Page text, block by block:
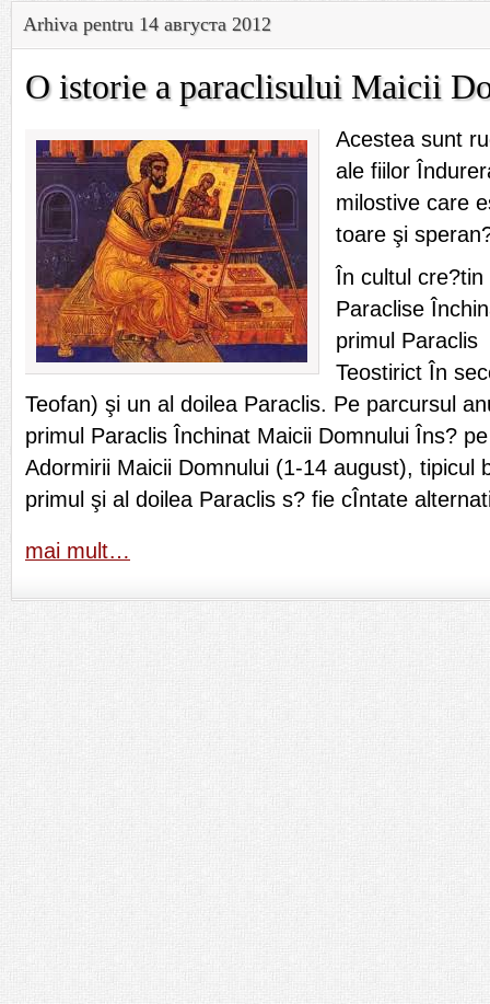
Arhiva pentru 14 августа 2012
O istorie a paraclisului Maicii
Acestea sunt
ale fiilor
milostive care
toare şi
În cultul
Paraclise
primul Paraclis
Teostirict În
Teofan) şi un al doilea Paraclis. Pe parcursul
primul Paraclis Închinat Maicii Domnului Îns?
Adormirii Maicii Domnului (1-14 august), tipicul
primul şi al doilea Paraclis s? fie cÎntate
mai mult…